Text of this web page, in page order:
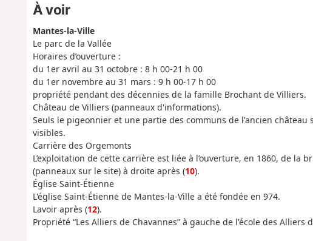
À voir
Mantes-la-Ville
Le parc de la Vallée
Horaires d’ouverture :
du 1er avril au 31 octobre : 8 h 00-21 h 00
du 1er novembre au 31 mars : 9 h 00-17 h 00
propriété pendant des décennies de la famille Brochant de Villiers.
Château de Villiers (panneaux d'informations).
Seuls le pigeonnier et une partie des communs de l'ancien château
visibles.
Carrière des Orgemonts
L’exploitation de cette carrière est liée à l’ouverture, en 1860, de la
(panneaux sur le site) à droite après (10).
Église Saint-Étienne
L'église Saint-Étienne de Mantes-la-Ville a été fondée en 974.
Lavoir après (12).
Propriété “Les Alliers de Chavannes” à gauche de l'école des Alliers